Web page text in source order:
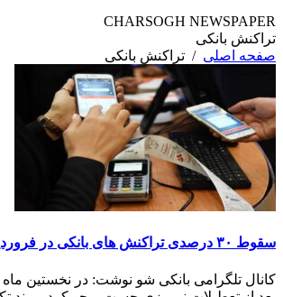
CHARSOGH NEWSPAPER
تراکنش بانکی
صفحه اصلی / تراکنش بانکی
سقوط ۳۰ درصدی تراکنش های بانکی در فروردین ماه!